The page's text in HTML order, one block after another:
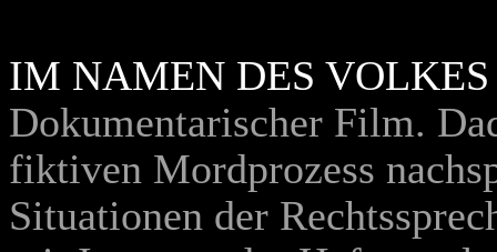
IM NAMEN DES VOLKES
Dokumentarischer Film.
fiktiven Mordprozess
Situationen der